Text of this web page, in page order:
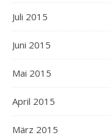
Juli 2015
Juni 2015
Mai 2015
April 2015
März 2015